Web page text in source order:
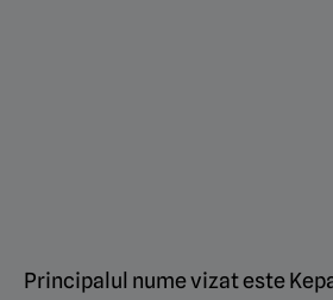
Principalul nume vizat este